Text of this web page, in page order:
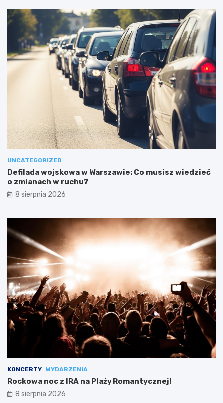
UNCATEGORIZED
Defilada wojskowa w Warszawie: Co musisz wiedzieć
o zmianach w ruchu?
8 sierpnia 2026
KONCERTY WYDARZENIA
Rockowa noc z IRA na Plaży Romantycznej!
8 sierpnia 2026